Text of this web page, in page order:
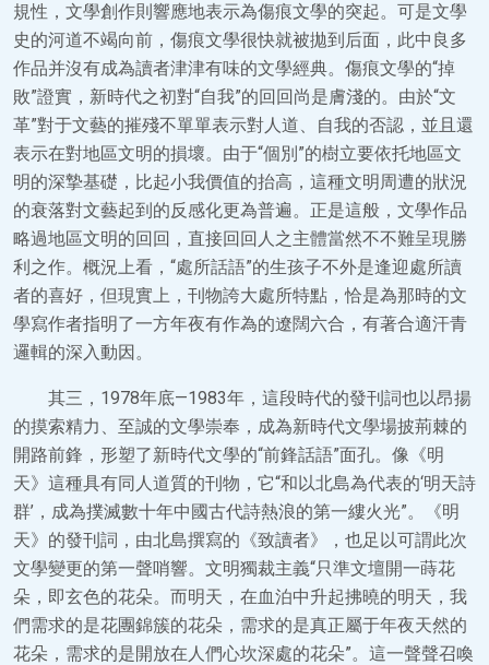
規性，文學創作則響應地表示為傷痕文學的突起。可是文學
史的河道不竭向前，傷痕文學很快就被拋到后面，此中良多
作品并沒有成為讀者津津有味的文學經典。傷痕文學的“掉
敗”證實，新時代之初對“自我”的回回尚是膚淺的。由於“文
革”對于文藝的摧殘不單單表示對人道、自我的否認，並且還
表示在對地區文明的損壞。由于“個別”的樹立要依托地區文
明的深摯基礎，比起小我價值的抬高，這種文明周遭的狀況
的衰落對文藝起到的反感化更為普遍。正是這般，文學作品
略過地區文明的回回，直接回回人之主體當然不不難呈現勝
利之作。概況上看，“處所話語”的生孩子不外是逢迎處所讀
者的喜好，但現實上，刊物誇大處所特點，恰是為那時的文
學寫作者指明了一方年夜有作為的遼闊六合，有著合適汗青
邏輯的深入動因。
其三，1978年底—1983年，這段時代的發刊詞也以昂揚
的摸索精力、至誠的文學崇奉，成為新時代文學場披荊棘的
開路前鋒，形塑了新時代文學的“前鋒話語”面孔。像《明
天》這種具有同人道質的刊物，它“和以北島為代表的‘明天詩
群’，成為撲滅數十年中國古代詩熱浪的第一縷火光”。《明
天》的發刊詞，由北島撰寫的《致讀者》，也足以可謂此次
文學變更的第一聲哨響。文明獨裁主義“只準文壇開一蒔花
朵，即玄色的花朵。而明天，在血泊中升起拂曉的明天，我
們需求的是花團錦簇的花朵，需求的是真正屬于年夜天然的
花朵，需求的是開放在人們心坎深處的花朵”。這一聲聲召喚